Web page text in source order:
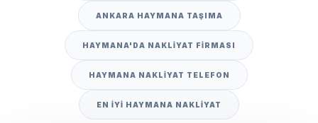
ANKARA HAYMANA TAŞIMA
HAYMANA'DA NAKLIYAT FIRMASI
HAYMANA NAKLIYAT TELEFON
EN IYI HAYMANA NAKLIYAT